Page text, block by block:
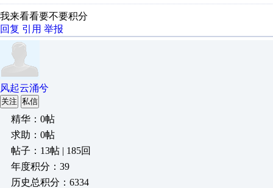
我来看看要不要积分
回复 引用 举报
风起云涌兮
关注 私信
精华：0帖
求助：0帖
帖子：13帖 | 185回
年度积分：39
历史总积分：6334